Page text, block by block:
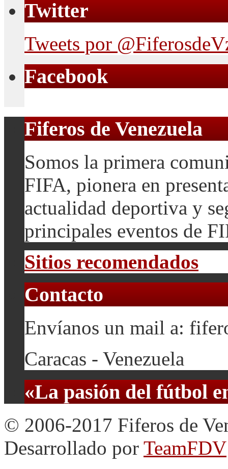
Twitter
Tweets por
Facebook
Fiferos de Venezuela
Somos la primera
FIFA, pionera en
actualidad deportiva y
principales eventos de
Sitios recomendados
Contacto
Envíanos un mail a:
Caracas - Venezuela
«La pasión del fútbol
© 2006-2017 Fiferos de
Desarrollado por TeamFDV